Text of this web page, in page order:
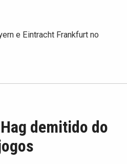
e Eintracht Frankfurt no
demitido do